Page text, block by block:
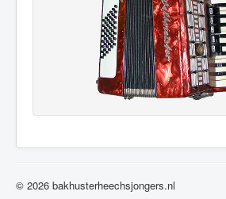
© 2026 bakhusterheechsjongers.nl